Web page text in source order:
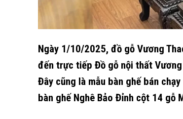
Ngày 1/10/2025, đồ gỗ Vương
đến trực tiếp Đồ gỗ nội thất Vương
Đây cũng là mẫu bàn ghế bán
bàn ghế Nghê Bảo Đỉnh cột 14 gỗ